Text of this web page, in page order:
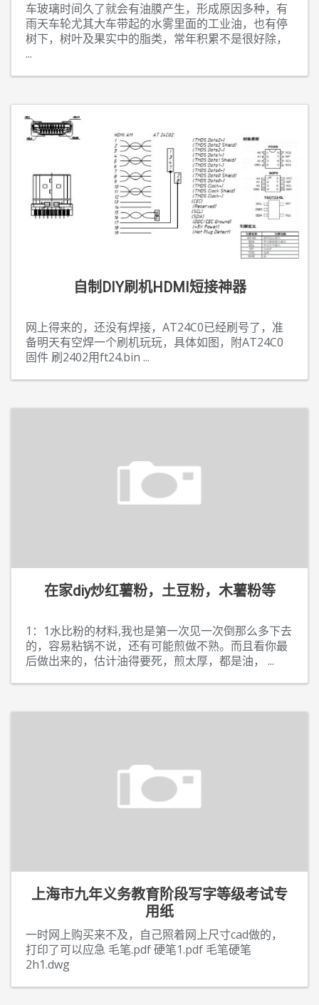
车玻璃时间久了就会有油膜产生，形成原因多种，有
雨天车轮尤其大车带起的水雾里面的工业油，也有停
树下，树叶及果实中的脂类，常年积累不是很好除，
...
自制DIY刷机HDMI短接神器
网上得来的，还没有焊接，AT24C0已经刷号了，准
备明天有空焊一个刷机玩玩，具体如图，附AT24C0
固件 刷2402用ft24.bin ...
在家diy炒红薯粉，土豆粉，木薯粉等
1：1水比粉的材料,我也是第一次见一次倒那么多下去
的，容易粘锅不说，还有可能煎做不熟。而且看你最
后做出来的，估计油得要死，煎太厚，都是油， ...
上海市九年义务教育阶段写字等级考试专
用纸
一时网上购买来不及，自己照着网上尺寸cad做的，
打印了可以应急 毛笔.pdf 硬笔1.pdf 毛笔硬笔
2h1.dwg